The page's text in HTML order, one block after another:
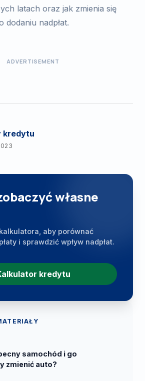
latach oraz jak zmienia się
dodaniu nadpłat.
ADVERTISEMENT
kredytu
własne
aby porównać
i sprawdzić wpływ nadpłat.
kredytu
samochód i go
zmienić auto?